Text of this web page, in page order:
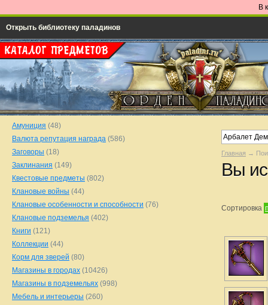
В
Открыть библиотеку паладинов
Главная →
Вы
Сортировка
Амуниция (48)
Валюта репутация награда (586)
Заговоры (18)
Заклинания (149)
Квестовые предметы (802)
Клановые войны (44)
Клановые особенности и способности (76)
Клановые подземелья (402)
Книги (121)
Коллекции (44)
Корм для зверей (80)
Магазины в городах (10426)
Магазины в подземельях (998)
Мебель и интерьеры (260)